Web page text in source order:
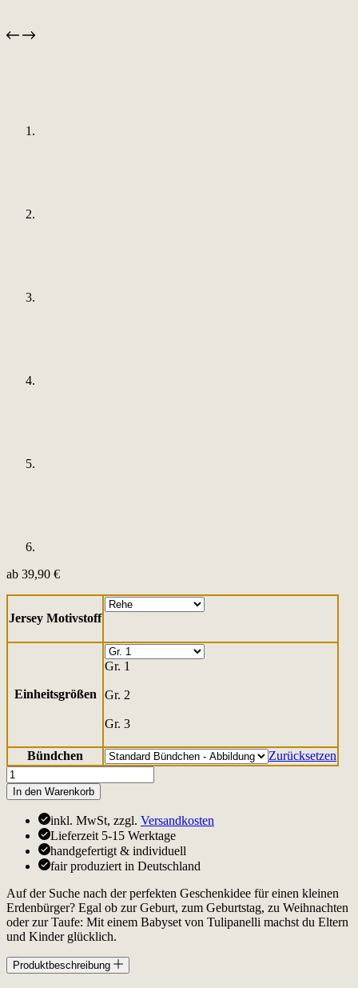
ab 39,90 €
Jersey Motivstoff
Einheitsgrößen
Gr. 1
Gr. 2
Gr. 3
Bündchen
Zurücksetzen
Babyset
Jersey
Rehe
Menge
In den Warenkorb
inkl. MwSt, zzgl. Versandkosten
Lieferzeit 5-15 Werktage
handgefertigt & individuell
fair produziert in Deutschland
Auf der Suche nach der perfekten Geschenkidee für einen kleinen
Erdenbürger? Egal ob zur Geburt, zum Geburtstag, zu Weihnachten
oder zur Taufe: Mit einem Babyset von Tulipanelli machst du Eltern
und Kinder glücklich.
Produktbeschreibung